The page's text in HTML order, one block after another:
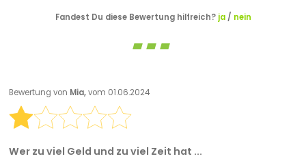
Fandest Du diese Bewertung hilfreich? ja/ nein
Bewertung von Mia,vom 01.06.2024
Wer zu viel Geld und zu viel Zeit hat ...